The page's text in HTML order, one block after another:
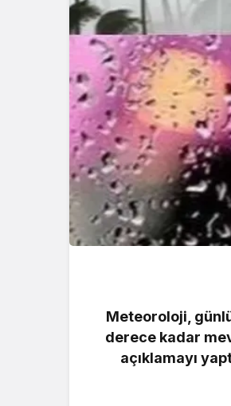
Meteoroloji,
derece kadar
açıklamayı